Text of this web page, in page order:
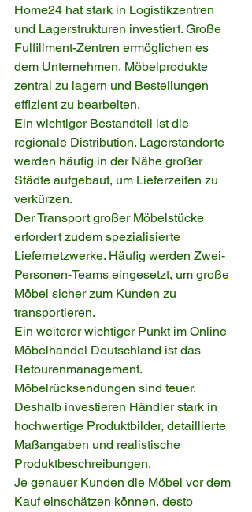
Home24 hat stark in Logistikzentren
und Lagerstrukturen investiert. Große
Fulfillment-Zentren ermöglichen es
dem Unternehmen, Möbelprodukte
zentral zu lagern und Bestellungen
effizient zu bearbeiten.
Ein wichtiger Bestandteil ist die
regionale Distribution. Lagerstandorte
werden häufig in der Nähe großer
Städte aufgebaut, um Lieferzeiten zu
verkürzen.
Der Transport großer Möbelstücke
erfordert zudem spezialisierte
Liefernetzwerke. Häufig werden Zwei-
Personen-Teams eingesetzt, um große
Möbel sicher zum Kunden zu
transportieren.
Ein weiterer wichtiger Punkt im Online
Möbelhandel Deutschland ist das
Retourenmanagement.
Möbelrücksendungen sind teuer.
Deshalb investieren Händler stark in
hochwertige Produktbilder, detaillierte
Maßangaben und realistische
Produktbeschreibungen.
Je genauer Kunden die Möbel vor dem
Kauf einschätzen können, desto